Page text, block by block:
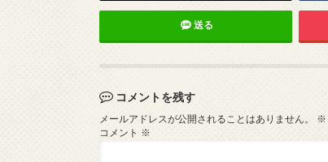
送る
コメントを残す
メールアドレスが公開されることはありません。 ※
コメント ※